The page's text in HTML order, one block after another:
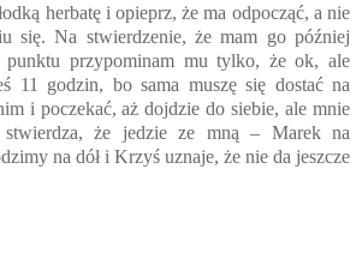
herbatę i opieprz, że ma odpocząć, a nie
się. Na stwierdzenie, że mam go później
punktu przypominam mu tylko, że ok, ale
11 godzin, bo sama muszę się dostać na
i poczekać, aż dojdzie do siebie, ale mnie
że jedzie ze mną – Marek na
na dół i Krzyś uznaje, że nie da jeszcze